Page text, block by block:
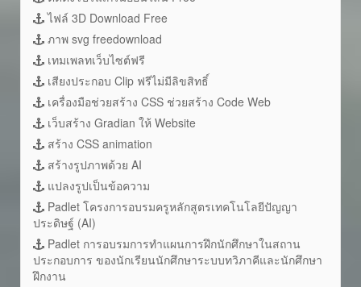
ไฟล์ 3D Download Free
ภาพ svg freedownload
เทมเพลทเว็บไซต์ฟรี
เสียงประกอบ Clip ฟรีไม่มีลิขสิทธิ์
เครื่องมือช่วยสร้าง CSS ช่วยสร้าง Code Web
เว็บสร้าง Gradian ให้ Website
สร้าง CSS animation
สร้างรูปภาพด้วย AI
แปลงรูปเป็นข้อความ
Padlet โครงการอบรมครูหลักสูตรเทคโนโลยีปัญญา
ประดิษฐ์ (AI)
Padlet การอบรมการทำแผนการฝึกนักศึกษาในสถาน
ประกอบการ ของนักเรียนนักศึกษาระบบทวิภาคีและนักศึกษา
ฝึกงาน